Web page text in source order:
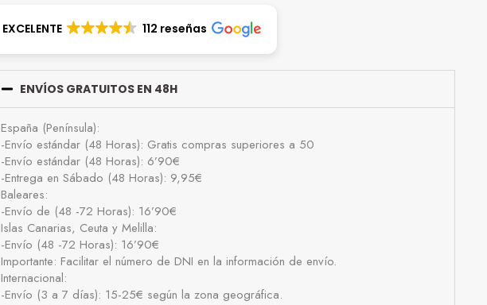
EXCELENTE 112 reseñas
ENVÍOS GRATUITOS EN 48H
España (Península):
-Envío estándar (48 Horas): Gratis compras superiores a 50
-Envío estándar (48 Horas): 6’90€
-Entrega en Sábado (48 Horas): 9,95€
Baleares:
-Envío de (48 -72 Horas): 16’90€
Islas Canarias, Ceuta y Melilla:
-Envío (48 -72 Horas): 16’90€
Importante: Facilitar el número de DNI en la información de envío.
Internacional:
-Envío (3 a 7 días): 15-25€ según la zona geográfica.